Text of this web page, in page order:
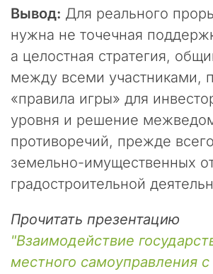
Вывод: Для реального
нужна не точечная
а целостная стратегия,
между всеми участниками,
«правила игры» для
уровня и решение
противоречий, прежде
земельно-имущественных
градостроительной
Прочитать презентацию
"Взаимодействие
местного самоуправления с
к
с
»
п
д
в
е
г
а
е
я
р
е